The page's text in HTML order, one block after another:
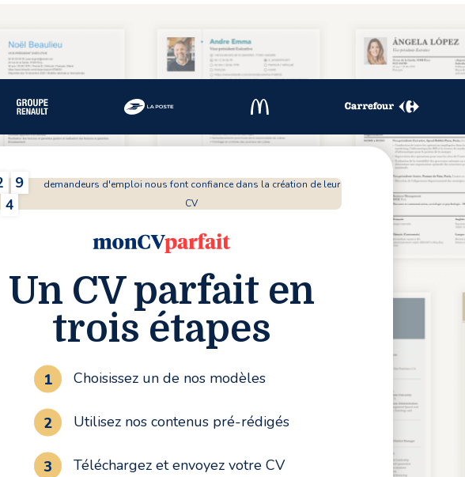
9
4
demandeurs d'emploi nous font confiance dans la création de leur
CV
Un CV parfait en
trois étapes
Choisissez un de nos modèles
Utilisez nos contenus pré-rédigés
Téléchargez et envoyez votre CV